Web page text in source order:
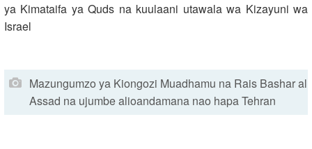
ya Kimataifa ya Quds na kuulaani utawala wa Kizayuni wa
Israel
Mazungumzo ya Kiongozi Muadhamu na Rais Bashar al
Assad na ujumbe alioandamana nao hapa Tehran